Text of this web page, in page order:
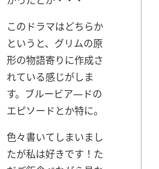
このドラマはどちらか
というと、グリムの原
形の物語寄りに作成さ
れている感じがしま
す。 ブルービア―ドの
エピソードとか特に。
色々書いてしまいまし
たが私は好きです！た